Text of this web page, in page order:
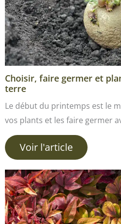
Choisir, faire germer et
terre
Le début du printemps est le
vos plants et les faire germer
Voir l'article